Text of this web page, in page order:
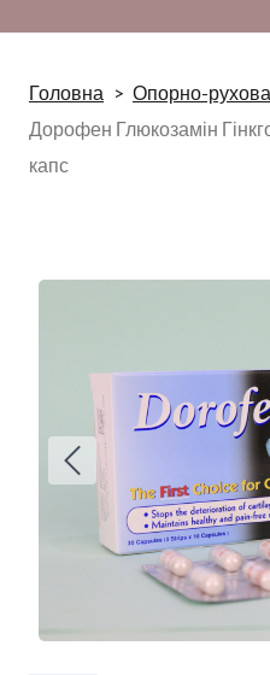
Головна Опорно-
Дорофен Глюкозамін
капс